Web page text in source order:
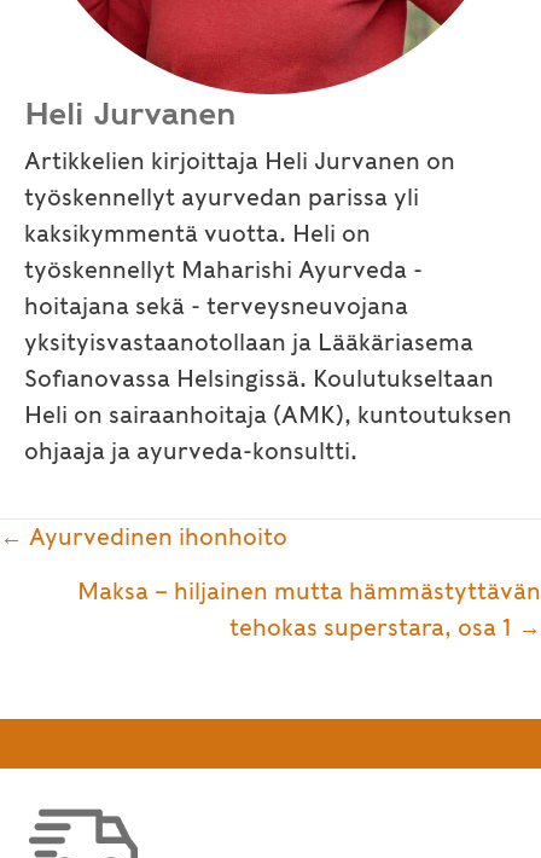
Heli Jurvanen
Artikkelien kirjoittaja Heli Jurvanen on
työskennellyt ayurvedan parissa yli
kaksikymmentä vuotta. Heli on
työskennellyt Maharishi Ayurveda -
hoitajana sekä - terveysneuvojana
yksityisvastaanotollaan ja Lääkäriasema
Sofianovassa Helsingissä. Koulutukseltaan
Heli on sairaanhoitaja (AMK), kuntoutuksen
ohjaaja ja ayurveda-konsultti.
Posts
navigation
← Ayurvedinen ihonhoito
Maksa – hiljainen mutta hämmästyttävän
tehokas superstara, osa 1 →